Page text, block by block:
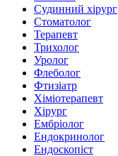
Судинний хірург
Стоматолог
Терапевт
Трихолог
Уролог
Флеболог
Фтизіатр
Хіміотерапевт
Хірург
Ембріолог
Ендокринолог
Ендоскопіст